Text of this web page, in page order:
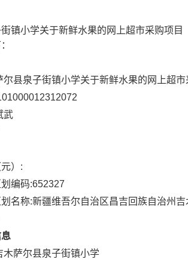
镇小学关于新鲜水果的网上超市采购项目
尔县泉子街镇小学关于新鲜水果的网上超
武
）:
编码:652327
名称:新疆维吾尔自治区昌吉回族自治州吉
木萨尔县泉子街镇小学